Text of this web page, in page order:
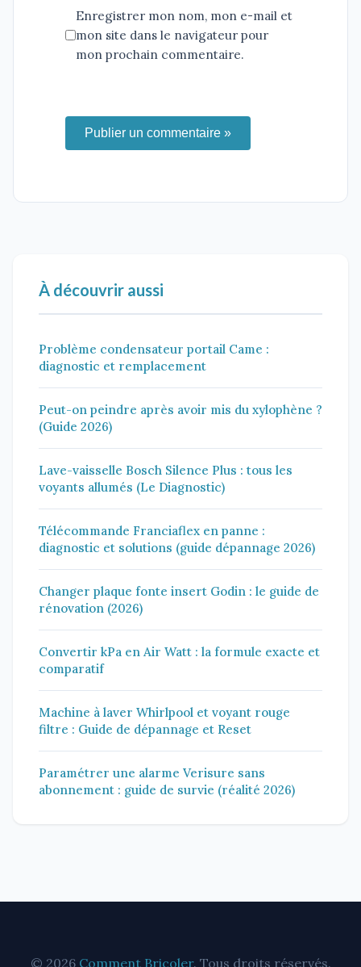
Enregistrer mon nom, mon e-mail et
mon site dans le navigateur pour
mon prochain commentaire.
Publier un commentaire »
À découvrir aussi
Problème condensateur portail Came :
diagnostic et remplacement
Peut-on peindre après avoir mis du xylophène ?
(Guide 2026)
Lave-vaisselle Bosch Silence Plus : tous les
voyants allumés (Le Diagnostic)
Télécommande Franciaflex en panne :
diagnostic et solutions (guide dépannage 2026)
Changer plaque fonte insert Godin : le guide de
rénovation (2026)
Convertir kPa en Air Watt : la formule exacte et
comparatif
Machine à laver Whirlpool et voyant rouge
filtre : Guide de dépannage et Reset
Paramétrer une alarme Verisure sans
abonnement : guide de survie (réalité 2026)
© 2026 Comment Bricoler. Tous droits réservés.